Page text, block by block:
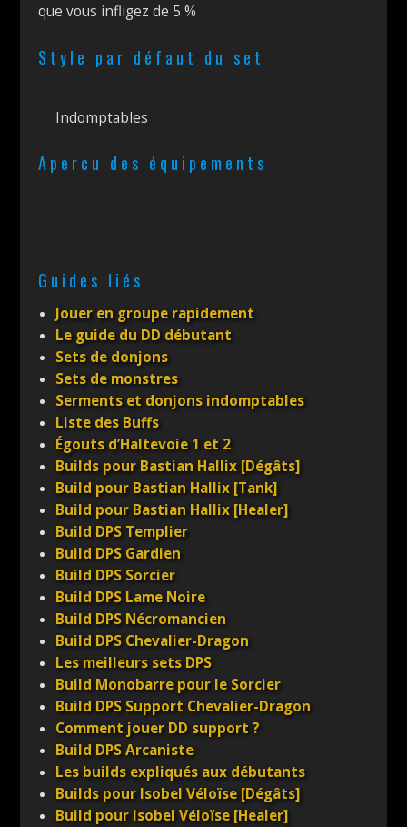
que vous infligez de 5 %
Style par défaut du set
Indomptables
Apercu des équipements
Guides liés
Jouer en groupe rapidement
Le guide du DD débutant
Sets de donjons
Sets de monstres
Serments et donjons indomptables
Liste des Buffs
Égouts d’Haltevoie 1 et 2
Builds pour Bastian Hallix [Dégâts]
Build pour Bastian Hallix [Tank]
Build pour Bastian Hallix [Healer]
Build DPS Templier
Build DPS Gardien
Build DPS Sorcier
Build DPS Lame Noire
Build DPS Nécromancien
Build DPS Chevalier-Dragon
Les meilleurs sets DPS
Build Monobarre pour le Sorcier
Build DPS Support Chevalier-Dragon
Comment jouer DD support ?
Build DPS Arcaniste
Les builds expliqués aux débutants
Builds pour Isobel Véloïse [Dégâts]
Build pour Isobel Véloïse [Healer]